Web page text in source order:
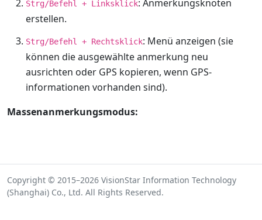
Strg/Befehl + Linksklick: Anmerkungsknoten
erstellen.
Strg/Befehl + Rechtsklick: Menü anzeigen (sie
können die ausgewählte anmerkung neu
ausrichten oder GPS kopieren, wenn GPS-
informationen vorhanden sind).
Massenanmerkungsmodus:
Copyright © 2015–2026 VisionStar Information Technology
(Shanghai) Co., Ltd. All Rights Reserved.